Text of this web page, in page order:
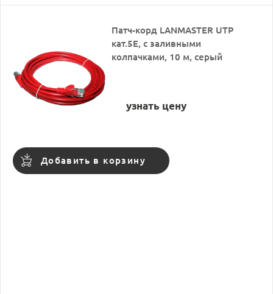
Патч-корд LANMASTER UTP
кат.5Е, с заливными
колпачками, 10 м, серый
узнать цену
Добавить в корзину